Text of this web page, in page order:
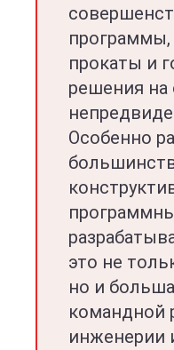
программы,
прокаты и
решения на
Особенно
это не
но и
командной
инженерии